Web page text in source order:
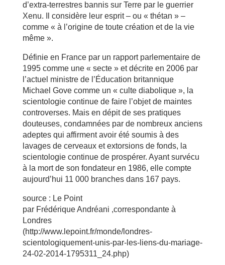
d’extra-terrestres bannis sur Terre par le guerrier
Xenu. Il considère leur esprit – ou « thétan » –
comme « à l’origine de toute création et de la vie
même ».
Définie en France par un rapport parlementaire de
1995 comme une « secte » et décrite en 2006 par
l’actuel ministre de l’Éducation britannique
Michael Gove comme un « culte diabolique », la
scientologie continue de faire l’objet de maintes
controverses. Mais en dépit de ses pratiques
douteuses, condamnées par de nombreux anciens
adeptes qui affirment avoir été soumis à des
lavages de cerveaux et extorsions de fonds, la
scientologie continue de prospérer. Ayant survécu
à la mort de son fondateur en 1986, elle compte
aujourd’hui 11 000 branches dans 167 pays.
source : Le Point
par Frédérique Andréani ,correspondante à
Londres
(http://www.lepoint.fr/monde/londres-
scientologiquement-unis-par-les-liens-du-mariage-
24-02-2014-1795311_24.php)